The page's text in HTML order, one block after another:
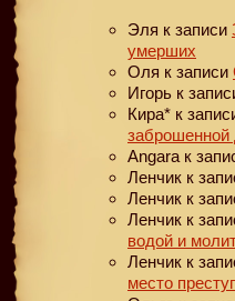
Эля к записи
умерших
Оля к записи
Игорь к
Кира* к
заброшенной
Angara к
Ленчик к
Ленчик к
Ленчик к
водой и
Ленчик к
место